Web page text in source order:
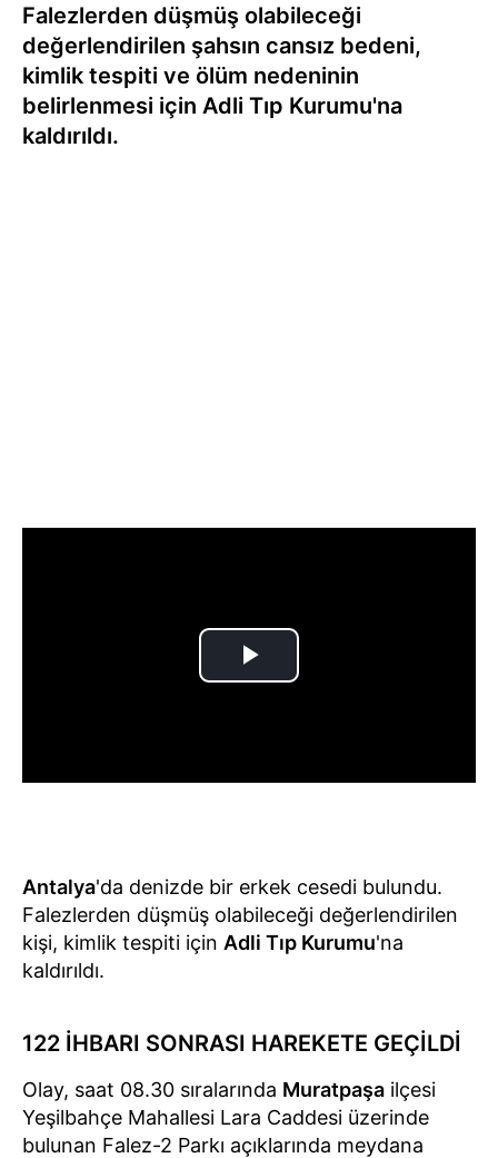
Falezlerden düşmüş olabileceği
değerlendirilen şahsın cansız bedeni,
kimlik tespiti ve ölüm nedeninin
belirlenmesi için Adli Tıp Kurumu'na
kaldırıldı.
Antalya'da denizde bir erkek cesedi bulundu.
Falezlerden düşmüş olabileceği değerlendirilen
kişi, kimlik tespiti için Adli Tıp Kurumu'na
kaldırıldı.
122 İHBARI SONRASI HAREKETE GEÇİLDİ
Olay, saat 08.30 sıralarında Muratpaşa ilçesi
Yeşilbahçe Mahallesi Lara Caddesi üzerinde
bulunan Falez-2 Parkı açıklarında meydana